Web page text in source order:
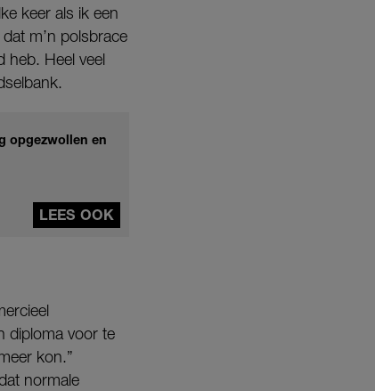
keer als ik een
m’n polsbrace
heb. Heel veel
opgezwollen en
LEES OOK
diploma voor te
kon.”
normale